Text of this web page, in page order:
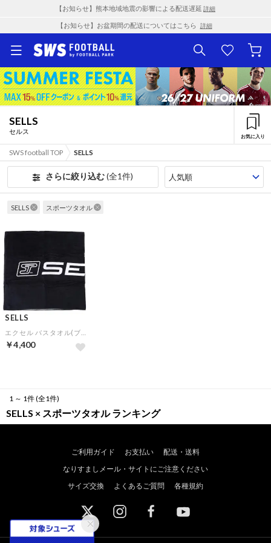
【お知らせ】熊本地域地震の影響による配送遅延 詳細
【お知らせ】お盆期間の配送についてはこちら 詳細
SELLS
セルス
お気に入り
SWS football TOP SELLS
さらに絞り込む(全1件)
SELLS スポーツタオル
SELLS
￥4,400
1 ～ 1件 (全1件)
SELLS × スポーツタオル ランキング
ご利用ガイド お支払い
配送・送料
なりすましメール・サイトにご注意ください
サイズ交換
よくあるご質問 各種規約